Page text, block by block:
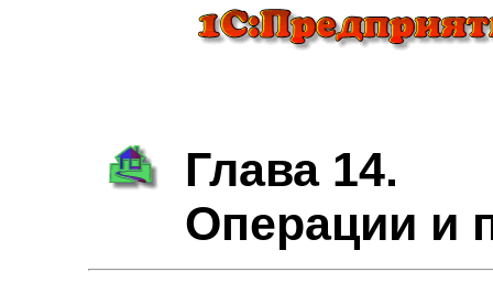
Глава 14.
Операции и